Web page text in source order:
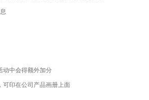
动中会得额外加分
可印在公司产品画册上面